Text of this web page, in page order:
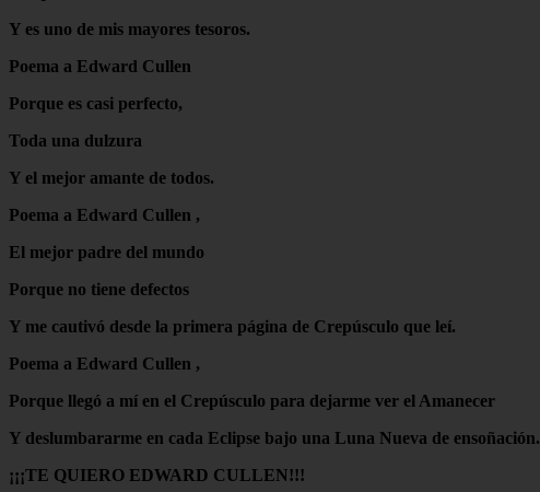
Y es uno de mis mayores tesoros.
Poema a Edward Cullen
Porque es casi perfecto,
Toda una dulzura
Y el mejor amante de todos.
Poema a Edward Cullen ,
El mejor padre del mundo
Porque no tiene defectos
Y me cautivó desde la primera página de Crepúsculo que leí.
Poema a Edward Cullen ,
Porque llegó a mí en el Crepúsculo para dejarme ver el Amanecer
Y deslumbararme en cada Eclipse bajo una Luna Nueva de ensoñación.
¡¡¡TE QUIERO EDWARD CULLEN!!!